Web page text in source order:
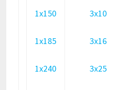
1х150
1х185
1х240
3х10
3х16
3х25